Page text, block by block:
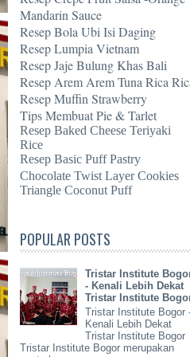
Mandarin Sauce
Resep Bola Ubi Isi Daging
Resep Lumpia Vietnam
Resep Jaje Bulung Khas Bali
Resep Arem Arem Tuna Rica
Resep Muffin Strawberry
Tips Membuat Pie & Tarlet
Resep Baked Cheese Teriyaki
Rice
Resep Basic Puff Pastry
Chocolate Twist Layer Cookies
Triangle Coconut Puff
POPULAR POSTS
Tristar Institute
- Kenali Lebih Dekat
Tristar Institute
Tristar Institute Bogor
Kenali Lebih Dekat
Tristar Institute Bogor
Tristar Institute Bogor merupakan